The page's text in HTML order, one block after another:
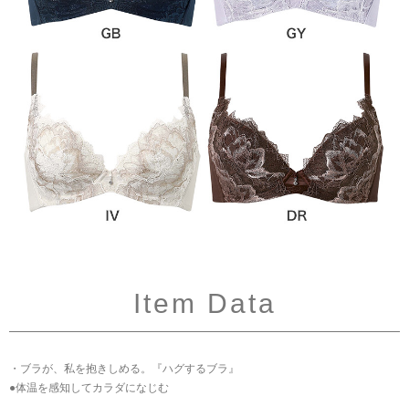
Item Data
・ブラが、私を抱きしめる。『ハグするブラ』
●体温を感知してカラダになじむ